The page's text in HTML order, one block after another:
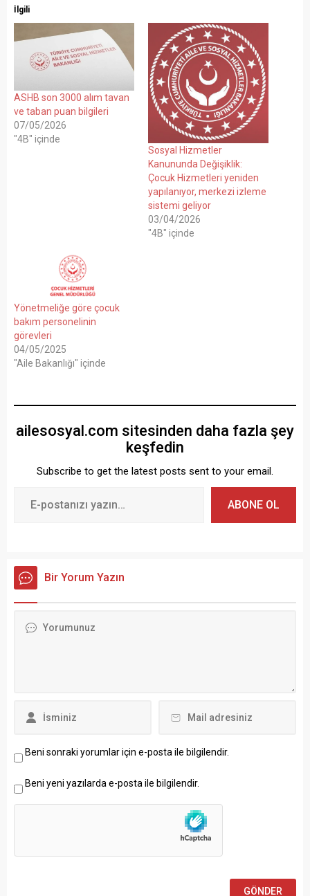
İlgili
ASHB son 3000 alım tavan
ve taban puan bilgileri
07/05/2026
"4B" içinde
Sosyal Hizmetler
Kanununda Değişiklik:
Çocuk Hizmetleri yeniden
yapılanıyor, merkezi izleme
sistemi geliyor
03/04/2026
"4B" içinde
Yönetmeliğe göre çocuk
bakım personelinin
görevleri
04/05/2025
"Aile Bakanlığı" içinde
ailesosyal.com sitesinden daha fazla şey
keşfedin
Subscribe to get the latest posts sent to your email.
ABONE OL
Bir Yorum Yazın
Beni sonraki yorumlar için e-posta ile bilgilendir.
Beni yeni yazılarda e-posta ile bilgilendir.